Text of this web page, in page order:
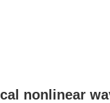
nonlinear